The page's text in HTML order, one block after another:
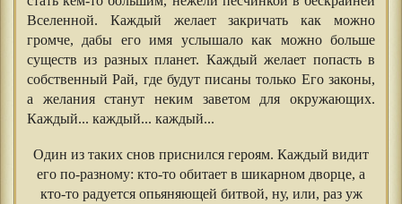
Вселенной. Каждый желает закричать как можно
громче, дабы его имя услышало как можно больше
существ из разных планет. Каждый желает попасть в
собственный Рай, где будут писаны только Его законы,
а желания станут неким заветом для окружающих.
Каждый... каждый... каждый...
Один из таких снов приснился героям. Каждый видит
его по-разному: кто-то обитает в шикарном дворце, а
кто-то радуется опьяняющей битвой, ну, или, раз уж